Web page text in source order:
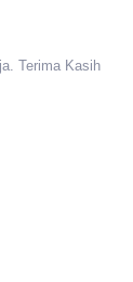
Terima Kasih